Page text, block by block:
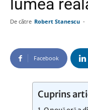
lumea
De către Robert Stanescu -
Facebook
Cuprins